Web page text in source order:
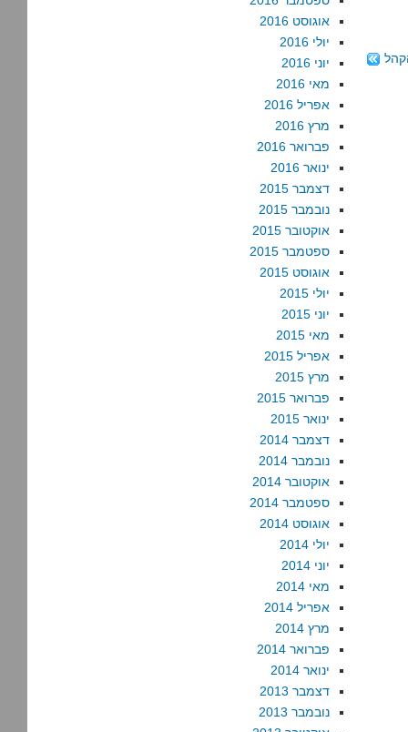
אוגוסט 2016
יולי 2016
יוני 2016
מאי 2016
אפריל 2016
מרץ 2016
פברואר 2016
ינואר 2016
דצמבר 2015
נובמבר 2015
אוקטובר 2015
ספטמבר 2015
אוגוסט 2015
יולי 2015
יוני 2015
מאי 2015
אפריל 2015
מרץ 2015
פברואר 2015
ינואר 2015
דצמבר 2014
נובמבר 2014
אוקטובר 2014
ספטמבר 2014
אוגוסט 2014
יולי 2014
יוני 2014
מאי 2014
אפריל 2014
מרץ 2014
פברואר 2014
ינואר 2014
דצמבר 2013
נובמבר 2013